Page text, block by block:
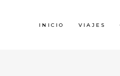
INICIO VIAJES